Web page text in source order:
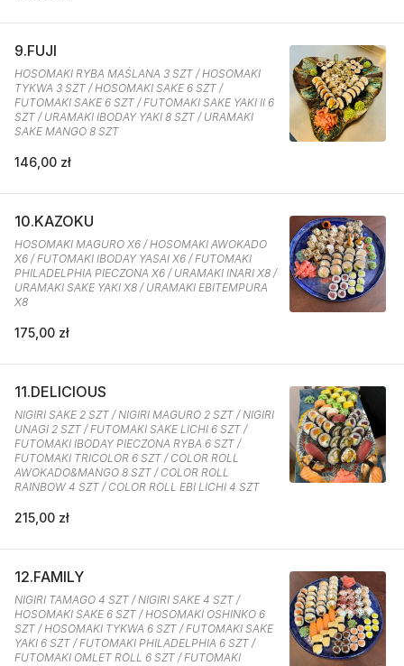
9.FUJI
HOSOMAKI RYBA MAŚLANA 3 SZT / HOSOMAKI
TYKWA 3 SZT / HOSOMAKI SAKE 6 SZT /
FUTOMAKI SAKE 6 SZT / FUTOMAKI SAKE YAKI II 6
SZT / URAMAKI IBODAY YAKI 8 SZT / URAMAKI
SAKE MANGO 8 SZT
146,00 zł
10.KAZOKU
HOSOMAKI MAGURO X6 / HOSOMAKI AWOKADO
X6 / FUTOMAKI IBODAY YASAI X6 / FUTOMAKI
PHILADELPHIA PIECZONA X6 / URAMAKI INARI X8 /
URAMAKI SAKE YAKI X8 / URAMAKI EBITEMPURA
X8
175,00 zł
11.DELICIOUS
NIGIRI SAKE 2 SZT / NIGIRI MAGURO 2 SZT / NIGIRI
UNAGI 2 SZT / FUTOMAKI SAKE LICHI 6 SZT /
FUTOMAKI IBODAY PIECZONA RYBA 6 SZT /
FUTOMAKI TRICOLOR 6 SZT / COLOR ROLL
AWOKADO&MANGO 8 SZT / COLOR ROLL
RAINBOW 4 SZT / COLOR ROLL EBI LICHI 4 SZT
215,00 zł
12.FAMILY
NIGIRI TAMAGO 4 SZT / NIGIRI SAKE 4 SZT /
HOSOMAKI SAKE 6 SZT / HOSOMAKI OSHINKO 6
SZT / HOSOMAKI TYKWA 6 SZT / FUTOMAKI SAKE
YAKI 6 SZT / FUTOMAKI PHILADELPHIA 6 SZT /
FUTOMAKI OMLET ROLL 6 SZT / FUTOMAKI